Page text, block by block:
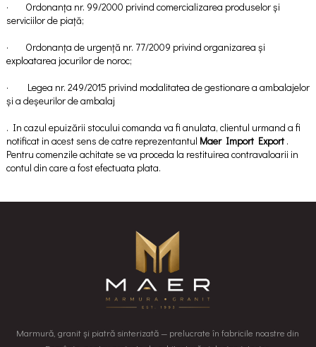
· Ordonanța nr. 99/2000 privind comercializarea produselor și
serviciilor de piață;
· Ordonanța de urgență nr. 77/2009 privind organizarea și
exploatarea jocurilor de noroc;
· Legea nr. 249/2015 privind modalitatea de gestionare a ambalajelor
și a deșeurilor de ambalaj
. In cazul epuizării stocului comanda va fi anulata, clientul urmand a fi
notificat in acest sens de catre reprezentantul Maer Import Export .
Pentru comenzile achitate se va proceda la restituirea contravaloarii in
contul din care a fost efectuata plata.
Marmură, granit și piatră sinterizată — prelucrate în fabricile noastre din